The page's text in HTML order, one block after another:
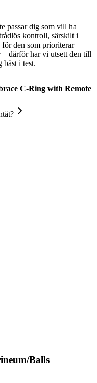
passar dig som vill ha
kontroll, särskilt i
för den som prioriterar
därför har vi utsett den till
bäst i test.
C-Ring with Remote
Balls